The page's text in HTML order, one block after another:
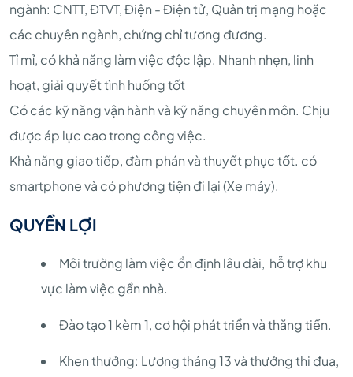
ngành: CNTT, ĐTVT, Điện - Điện tử, Quản trị mạng hoặc
các chuyên ngành, chứng chỉ tương đương.
Tỉ mỉ, có khả năng làm việc độc lập. Nhanh nhẹn, linh
hoạt, giải quyết tình huống tốt
Có các kỹ năng vận hành và kỹ năng chuyên môn. Chịu
được áp lực cao trong công việc.
Khả năng giao tiếp, đàm phán và thuyết phục tốt. có
smartphone và có phương tiện đi lại (Xe máy).
QUYỀN LỢI
Môi trường làm việc ổn định lâu dài, hỗ trợ khu
vực làm việc gần nhà.
Đào tạo 1 kèm 1, cơ hội phát triển và thăng tiến.
Khen thưởng: Lương tháng 13 và thưởng thi đua,